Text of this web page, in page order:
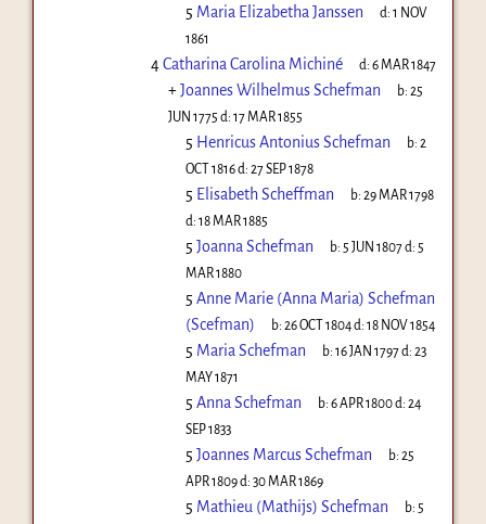
5 Maria Elizabetha Janssen d:1 NOV
1861
4Catharina Carolina Michiné d:6 MAR 1847
+Joannes Wilhelmus Schefman b:25
JUN 1775 d: 17 MAR 1855
5 Henricus Antonius Schefman b:2
OCT 1816d: 27 SEP 1878
5 Elisabeth Scheffman b:29 MAR 1798
d: 18 MAR 1885
5 Joanna Schefman b: 5 JUN 1807d: 5
MAR 1880
5 Anne Marie (Anna Maria) Schefman
(Scefman)
b:26 OCT 1804d:18 NOV 1854
5 Maria Schefman b:16 JAN 1797d:23
MAY 1871
5 Anna Schefman b:6 APR 1800d:24
SEP 1833
5 Joannes Marcus Schefman b:25
APR 1809d: 30 MAR 1869
5 Mathieu (Mathijs) Schefman b: 5